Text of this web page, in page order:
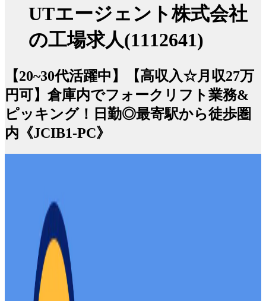
UTエージェント株式会社
の工場求人(1112641)
【20~30代活躍中】【高収入☆月収27万
円可】倉庫内でフォークリフト業務&
ピッキング！日勤◎最寄駅から徒歩圏
内《JCIB1-PC》